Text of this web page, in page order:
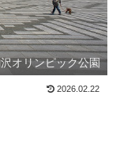
オリンピック公園
2026.02.22